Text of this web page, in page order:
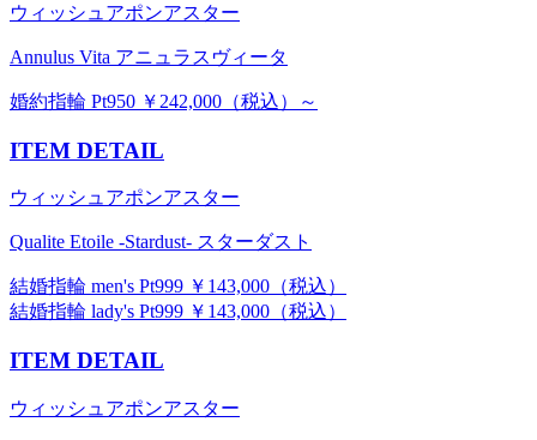
ウィッシュアポンアスター
Annulus Vita アニュラスヴィータ
婚約指輪 Pt950 ￥242,000（税込）～
ITEM DETAIL
ウィッシュアポンアスター
Qualite Etoile -Stardust- スターダスト
結婚指輪 men's Pt999 ￥143,000（税込）
結婚指輪 lady's Pt999 ￥143,000（税込）
ITEM DETAIL
ウィッシュアポンアスター